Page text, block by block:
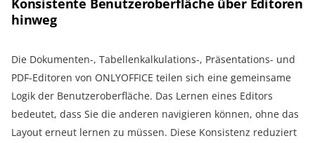
hinweg
Die Dokumenten-, Tabellenkalkulations-, Präsentations- und
PDF-Editoren von ONLYOFFICE teilen sich eine gemeinsame
Logik der Benutzeroberfläche. Das Lernen eines Editors
bedeutet, dass Sie die anderen navigieren können, ohne das
Layout erneut lernen zu müssen. Diese Konsistenz reduziert